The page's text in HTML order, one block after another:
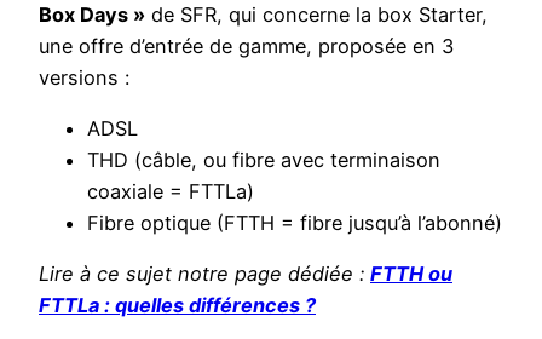
Box Days » de SFR, qui concerne la box Starter,
une offre d’entrée de gamme, proposée en 3
versions :
ADSL
THD (câble, ou fibre avec terminaison
coaxiale = FTTLa)
Fibre optique (FTTH = fibre jusqu’à l’abonné)
Lire à ce sujet notre page dédiée : FTTH ou
FTTLa : quelles différences ?